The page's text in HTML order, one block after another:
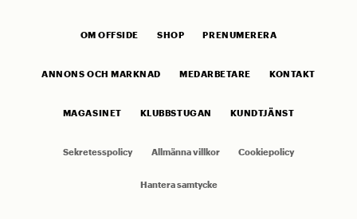
OM OFFSIDE SHOP PRENUMERERA
ANNONS OCH MARKNAD MEDARBETARE KONTAKT
MAGASINET KLUBBSTUGAN KUNDTJÄNST
Sekretesspolicy Allmänna villkor Cookiepolicy
Hantera samtycke